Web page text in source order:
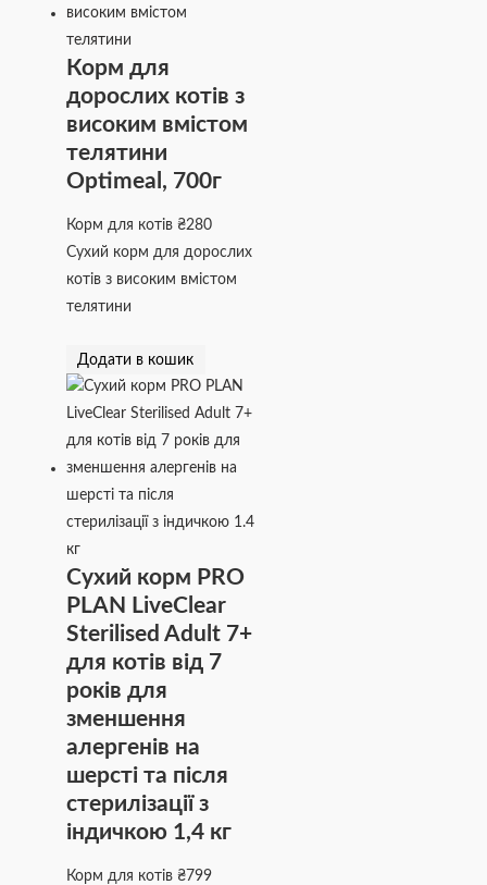
Корм для
дорослих котів з
високим вмістом
телятини
Optimeal, 700г
Корм для котів₴280
Сухий корм для дорослих
котів з високим вмістом
телятини
Додати в кошик
Сухий корм PRO
PLAN LiveClear
Sterilised Adult 7+
для котів від 7
років для
зменшення
алергенів на
шерсті та після
стерилізації з
індичкою 1,4 кг
Корм для котів₴799